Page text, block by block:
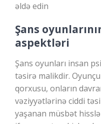
əldə edin
Şans
aspektləri
Şans oyunları insan
təsirə malikdir.
qorxusu, onların
vəziyyətlərinə ciddi
yaşanan müsbət